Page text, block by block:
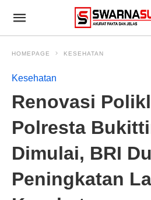
HOMEPAGE KESEHATAN
Kesehatan
Renovasi
Polresta
Dimulai, BRI
Peningkatan